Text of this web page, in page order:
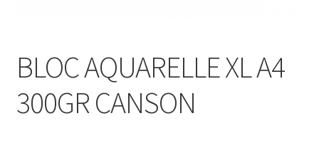
BLOC AQUARELLE XL A4
300GR CANSON